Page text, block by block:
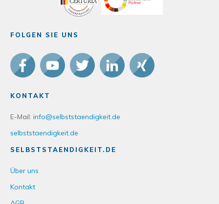
FOLGEN SIE UNS
KONTAKT
E-Mail: info@selbststaendigkeit.de
selbststaendigkeit.de
SELBSTSTAENDIGKEIT.DE
Über uns
Kontakt